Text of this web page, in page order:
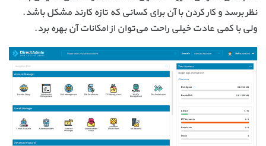
نظر برسد و کار کردن با آن برای کسانی که تازه کارند مشکل باشد.
ولی با کمی عادت خیلی راحت می‌توان از امکانات آن بهره برد.